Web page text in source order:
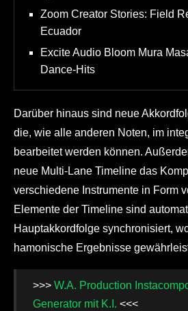
Zoom Creator Stories: Field
Ecuador
Excite Audio Bloom Mura
Dance-Hits
Darüber hinaus sind neue
die, wie alle anderen Noten, im
bearbeitet werden können.
neue Multi-Lane Timeline das
verschiedene Instrumente in Form
Elemente der Timeline sind
Hauptakkordfolge synchronisiert,
hamonische Ergebnisse
>>> W.A. Production
Generator mit K.I. <<<